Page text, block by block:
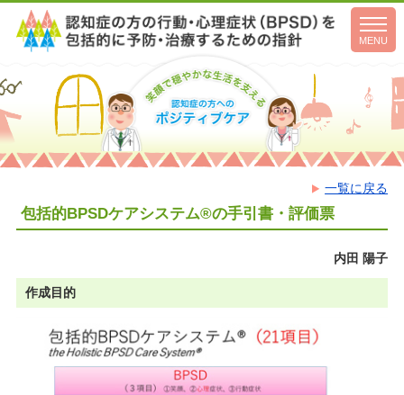
toggle
MENU
一覧に戻る
包括的BPSDケアシステム®の手引書・評価票
内田 陽子
作成目的